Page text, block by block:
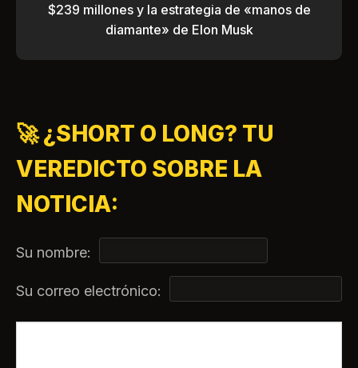
$239 millones y la estrategia de «manos de
diamante» de Elon Musk
🚀 ¿SHORT O LONG? TU
VEREDICTO SOBRE LA
NOTICIA:
Su nombre:
Su correo electrónico: